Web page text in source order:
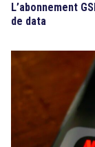
L’abonnement
de data